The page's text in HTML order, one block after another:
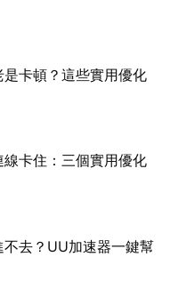
卡頓？這些實用優化
卡住：三個實用優化
去？UU加速器一鍵幫